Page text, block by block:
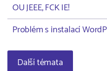
OU JEEE, FCK IE!
Problém s instalací
Další témata